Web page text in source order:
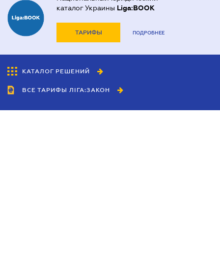
каталог Украины Liga:BOOK
ТАРИФЫ ПОДРОБНЕЕ
КАТАЛОГ РЕШЕНИЙ
ВСЕ ТАРИФЫ ЛІГА:ЗАКОН